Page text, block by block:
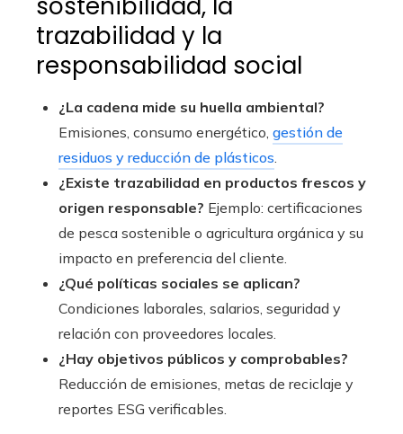
trazabilidad y la
responsabilidad social
¿La cadena mide su huella ambiental?
Emisiones, consumo energético, gestión de
residuos y reducción de plásticos.
¿Existe trazabilidad en productos frescos y
origen responsable? Ejemplo: certificaciones
de pesca sostenible o agricultura orgánica y su
impacto en preferencia del cliente.
¿Qué políticas sociales se aplican?
Condiciones laborales, salarios, seguridad y
relación con proveedores locales.
¿Hay objetivos públicos y comprobables?
Reducción de emisiones, metas de reciclaje y
reportes ESG verificables.